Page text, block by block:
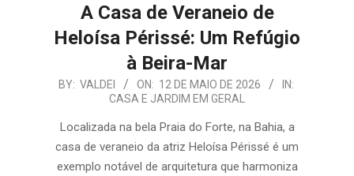
A Casa de Veraneio de
Heloísa Périssé: Um Refúgio
à Beira-Mar
2026-
BY: VALDEI ON: 12 DE MAIO DE 2026
IN:
CASA E JARDIM EM GERAL
Localizada na bela Praia do Forte, na Bahia, a
casa de veraneio da atriz Heloísa Périssé é um
exemplo notável de arquitetura que harmoniza